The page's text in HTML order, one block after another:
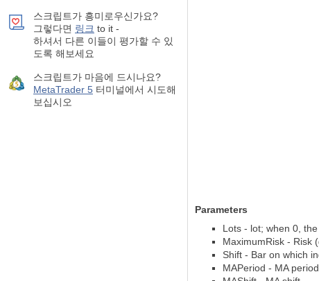
스크립트가 흥미로우신가요?
그렇다면 링크 to it -
하셔서 다른 이들이 평가할 수 있
도록 해보세요
스크립트가 마음에 드시나요?
MetaTrader 5 터미널에서 시도해
보십시오
Parameters
Lots - lot; when 0,
MaximumRisk - Risk
Shift - Bar on which
MAPeriod - MA period.